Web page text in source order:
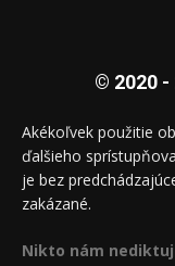
© 2020 -
Akékoľvek použitie
ďalšieho
je bez
zakázané.
Nikto nám